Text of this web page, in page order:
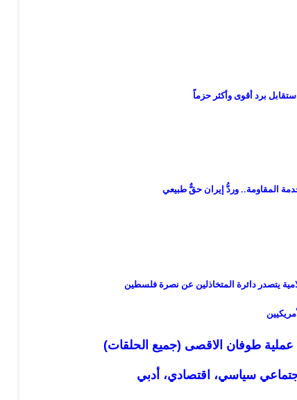
برد أقوى وأكثر حزماً
المقاومة.. وردُّ إيران حقٌّ طبيعي
يتصدر دائرة المتخاذلين عن نصرة فلسطين
طوفان الاقصى (جميع الحلقات)
سياسي، اقتصادي، أدبي